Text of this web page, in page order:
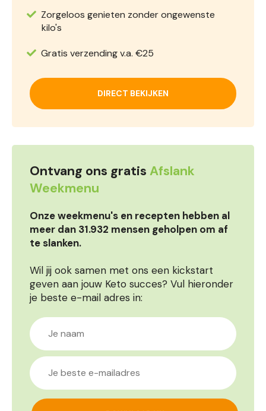
Zorgeloos genieten zonder ongewenste
kilo's
Gratis verzending v.a. €25
DIRECT BEKIJKEN
Ontvang ons gratis Afslank
Weekmenu
Onze weekmenu's en recepten hebben al
meer dan 31.932 mensen geholpen om af
te slanken.
Wil jij ook samen met ons een kickstart
geven aan jouw Keto succes? Vul hieronder
je beste e-mail adres in: